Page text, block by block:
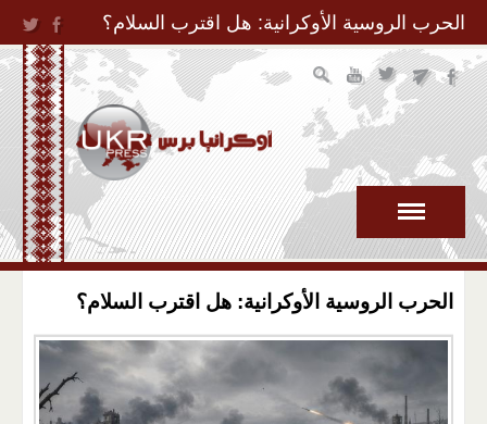
Jump to Navigation
الحرب الروسية الأوكرانية: هل اقترب السلام؟
الحرب الروسية الأوكرانية: هل اقترب السلام؟